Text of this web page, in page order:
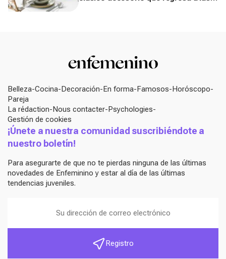
Belleza Cocina Decoración En forma Famosos Horóscopo
Pareja
La rédaction Nous contacter Psychologies
Gestión de cookies
¡Únete a nuestra comunidad suscribiéndote a
nuestro boletín!
Para asegurarte de que no te pierdas ninguna de las últimas
novedades de Enfeminino y estar al día de las últimas
tendencias juveniles.
Registro